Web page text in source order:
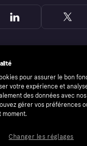
pour assurer le bon
votre expérience et
des données avec
gérer vos préférences
moment.
Changer les réglages